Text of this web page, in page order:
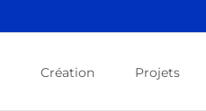
Création Projets